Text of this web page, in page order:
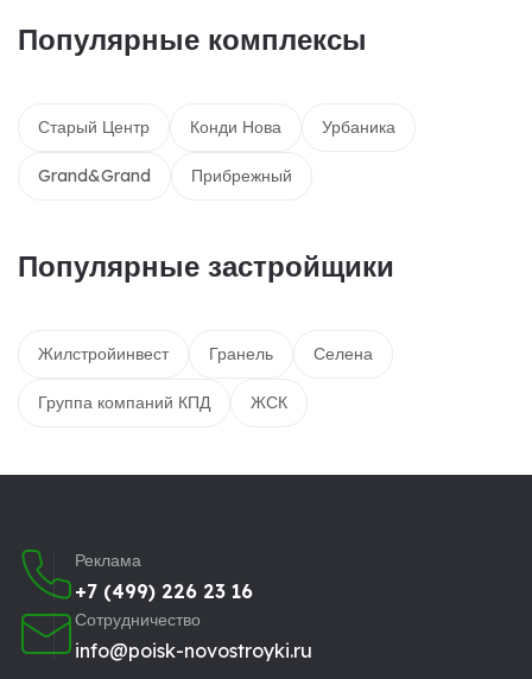
Популярные комплексы
Старый Центр Конди Нова Урбаника
Grand&Grand Прибрежный
Популярные застройщики
Жилстройинвест Гранель Селена
Группа компаний КПД ЖСК
Реклама
+7 (499) 226 23 16
Сотрудничество
info@poisk-novostroyki.ru